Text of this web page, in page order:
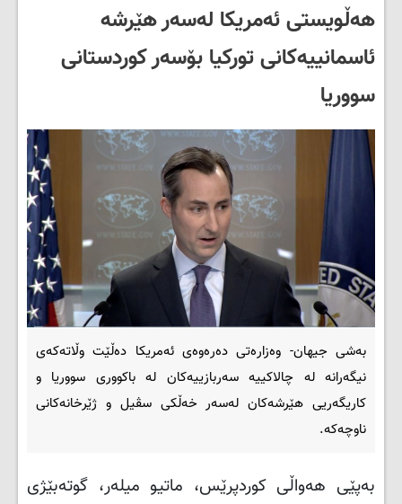
هەڵویستی ئەمریکا لەسەر هێرشە
ئاسمانییەکانی تورکیا بۆسەر کوردستانی
سووریا
بەشی جیهان- وەزارەتی دەرەوەی ئەمریکا دەڵێت وڵاتەکەی
نیگەرانە لە چالاکییە سەربازییەکان لە باکووری سووریا و
کاریگەریی هێرشەکان لەسەر خەڵکی سڤیل و ژێرخانەکانی
ناوچەکە.
بەپێی هەواڵی کوردپرێس، ماتیو میلەر، گوتەبێژی